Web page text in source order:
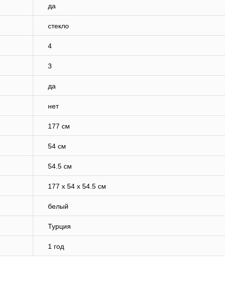
да
стекло
4
3
да
нет
177 см
54 см
54.5 см
177 x 54 x 54.5 см
белый
Турция
1 год